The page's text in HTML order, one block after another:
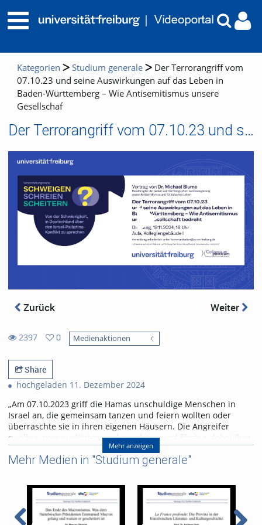
Kategorien Studium generale
Der Terrorangriff vom
07.10.23 und seine Auswirkungen auf das Leben in
Baden-Württemberg – Wie Antisemitismus unsere
Gesellschaf
Der Terrorangriff vom 07.10.23 und seine Auswirkungen auf das Leben in Baden-Württemberg – Wie Antisemitismus unsere Gesellschaf
Zurück Weiter
2397
views
0
favorites
Medienaktionen
Share
hochgeladen 11. Dezember 2024
„Am 07.10.2023 griff die Hamas unschuldige Menschen in
Israel an, die gemeinsam tanzen und feiern wollten oder
überraschte sie in ihren eigenen Häusern. Die Angreifer
quälten, vergewaltigten und mordeten und filmten dabei ihre
Gräueltaten. Diese Attacke war nicht nur ein Schock im Nahen
Osten, sondern hatte gravierende Auswirkungen auch bei
miterleben, wie ihnen die Solidarität entzogen wurde. Anstatt
Mitgefühl mit den Opfern und ihren Angehörigen auch bei
uns zu zeigen, verherrlichen bestimmte Gruppen die
Mehr anzeigen
Mehr Medien in "Studium generale"